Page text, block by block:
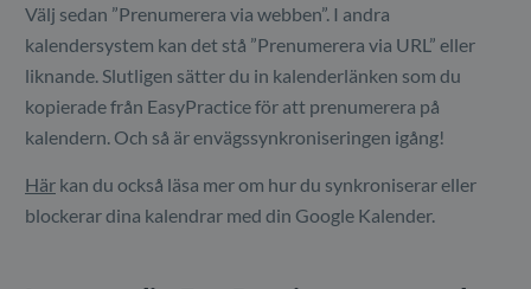
Välj sedan ”Prenumerera via webben”. I andra
kalendersystem kan det stå ”Prenumerera via URL” eller
liknande. Slutligen sätter du in kalenderlänken som du
kopierade från EasyPractice för att prenumerera på
kalendern. Och så är envägssynkroniseringen igång!
Här kan du också läsa mer om hur du synkroniserar eller
blockerar dina kalendrar med din Google Kalender.